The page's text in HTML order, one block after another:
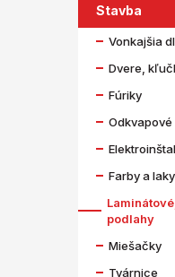
Stavba
Vonkajšia
Dvere,
Fúriky
Farby a laky
podlahy
Miešačky
Tvárnice